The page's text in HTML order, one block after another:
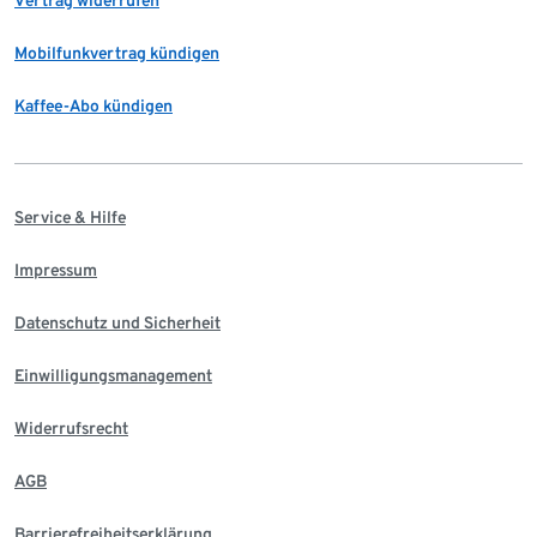
Mobilfunkvertrag kündigen
Kaffee-Abo kündigen
Service & Hilfe
Impressum
Datenschutz und Sicherheit
Einwilligungsmanagement
Widerrufsrecht
AGB
Barrierefreiheitserklärung